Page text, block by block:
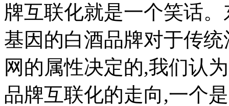
牌互联化就是一个笑话
基因的白酒品牌对于传
网的属性决定的,我们认
品牌互联化的走向,一个